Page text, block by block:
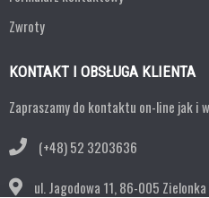
Zwroty
KONTAKT I OBSŁUGA KLIENTA
Zapraszamy do kontaktu on-line jak i
(+48) 52 3203636
ul. Jagodowa 11, 86-005 Zielonka